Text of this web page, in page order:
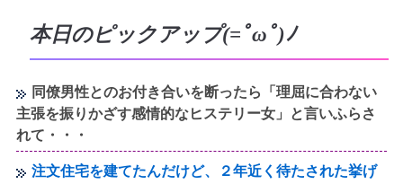
本日のピックアップ(=ﾟωﾟ)ﾉ
同僚男性とのお付き合いを断ったら「理屈に合わない
主張を振りかざす感情的なヒステリー女」と言いふらさ
れて・・・
注文住宅を建てたんだけど、２年近く待たされた挙げ